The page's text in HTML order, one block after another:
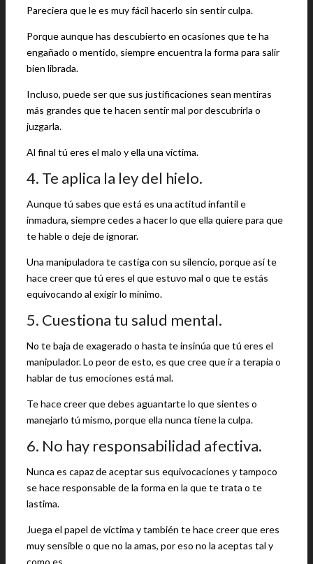
Pareciera que le es muy fácil hacerlo sin sentir culpa.
Porque aunque has descubierto en ocasiones que te ha
engañado o mentido, siempre encuentra la forma para salir
bien librada.
Incluso, puede ser que sus justificaciones sean mentiras
más grandes que te hacen sentir mal por descubrirla o
juzgarla.
Al final tú eres el malo y ella una víctima.
4. Te aplica la ley del hielo.
Aunque tú sabes que está es una actitud infantil e
inmadura, siempre cedes a hacer lo que ella quiere para que
te hable o deje de ignorar.
Una manipuladora te castiga con su silencio, porque así te
hace creer que tú eres el que estuvo mal o que te estás
equivocando al exigir lo mínimo.
5. Cuestiona tu salud mental.
No te baja de exagerado o hasta te insinúa que tú eres el
manipulador. Lo peor de esto, es que cree que ir a terapia o
hablar de tus emociones está mal.
Te hace creer que debes aguantarte lo que sientes o
manejarlo tú mismo, porque ella nunca tiene la culpa.
6. No hay responsabilidad afectiva.
Nunca es capaz de aceptar sus equivocaciones y tampoco
se hace responsable de la forma en la que te trata o te
lastima.
Juega el papel de víctima y también te hace creer que eres
muy sensible o que no la amas, por eso no la aceptas tal y
como es.